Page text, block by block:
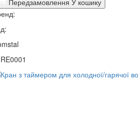
Передзамовлення У кошику